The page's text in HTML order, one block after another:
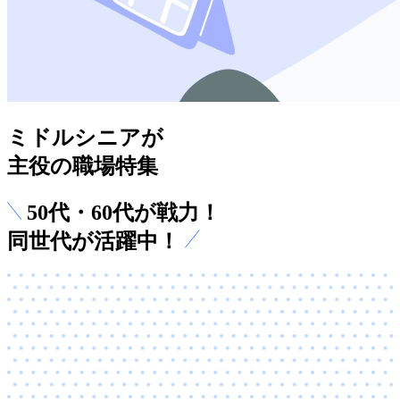
ミドルシニアが
主役の職場特集
50代・60代が戦力！
同世代が活躍中！